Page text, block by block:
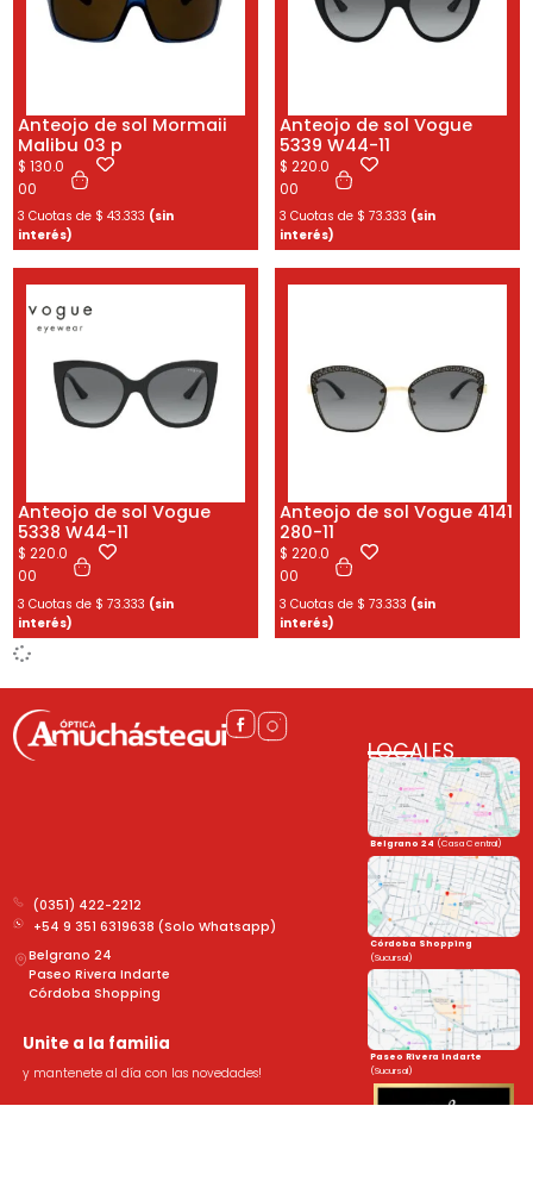
Anteojo de sol Mormaii
Malibu 03 p
$ 130.0
00
3 Cuotas de $ 43.333 (sin
interés)
Anteojo de sol Vogue
5339 W44-11
$ 220.0
00
3 Cuotas de $ 73.333 (sin
interés)
Anteojo de sol Vogue
5338 W44-11
$ 220.0
00
3 Cuotas de $ 73.333 (sin
interés)
Anteojo de sol Vogue 4141
280-11
$ 220.0
00
3 Cuotas de $ 73.333 (sin
interés)
(0351) 422-2212
+54 9 351 6319638 (Solo Whatsapp)
Belgrano 24
Paseo Rivera Indarte
Córdoba Shopping
Unite a la familia
y mantenete al día con las novedades!
LOCALES
Belgrano 24 (Casa Central)
Córdoba Shopping
(Sucursal)
Paseo Rivera Indarte
(Sucursal)